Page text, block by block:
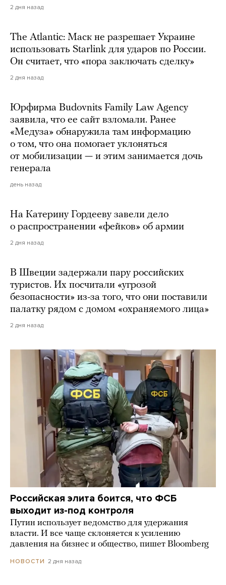
2 дня назад
The Atlantic: Маск не разрешает Украине
использовать Starlink для ударов по России.
Он считает, что «пора заключать сделку»
2 дня назад
Юрфирма Budovnits Family Law Agency
заявила, что ее сайт взломали. Ранее
«Медуза» обнаружила там информацию
о том, что она помогает уклоняться
от мобилизации — и этим занимается дочь
генерала
день назад
На Катерину Гордееву завели дело
о распространении «фейков» об армии
2 дня назад
В Швеции задержали пару российских
туристов. Их посчитали «угрозой
безопасности» из-за того, что они поставили
палатку рядом с домом «охраняемого лица»
2 дня назад
Российская элита боится, что ФСБ
выходит из-под контроля
Путин использует ведомство для удержания
власти. И все чаще склоняется к усилению
давления на бизнес и общество, пишет Bloomberg
НОВОСТИ 2 дня назад